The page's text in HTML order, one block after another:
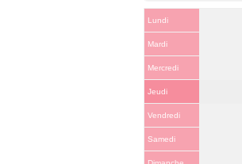
Lundi
Mardi
Mercredi
Jeudi
Vendredi
Samedi